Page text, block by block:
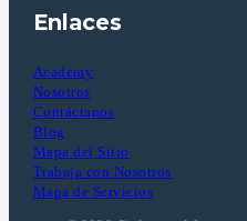
Enlaces
Academy
Nosotros
Contáctanos
Blog
Mapa del Sitio
Trabaja con Nosotros
Mapa de Servicios